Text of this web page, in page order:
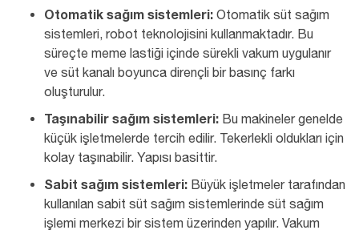
Otomatik sağım sistemleri: Otomatik süt sağım
sistemleri, robot teknolojisini kullanmaktadır. Bu
süreçte meme lastiği içinde sürekli vakum uygulanır
ve süt kanalı boyunca dirençli bir basınç farkı
oluşturulur.
Taşınabilir sağım sistemleri: Bu makineler genelde
küçük işletmelerde tercih edilir. Tekerlekli oldukları için
kolay taşınabilir. Yapısı basittir.
Sabit sağım sistemleri: Büyük işletmeler tarafından
kullanılan sabit süt sağım sistemlerinde süt sağım
işlemi merkezi bir sistem üzerinden yapılır. Vakum